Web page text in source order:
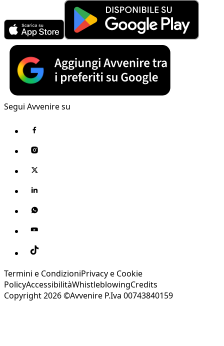
Segui Avvenire su
Termini e CondizioniPrivacy e Cookie
PolicyAccessibilitàWhistleblowingCredits
Copyright 2026 ©Avvenire P.Iva 00743840159